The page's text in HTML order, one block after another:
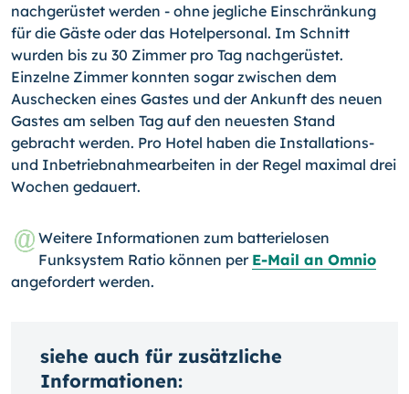
nachgerüstet werden - ohne jegliche Einschränkung
für die Gäste oder das Hotelpersonal. Im Schnitt
wurden bis zu 30 Zimmer pro Tag nachgerüstet.
Einzelne Zimmer konnten sogar zwischen dem
Auschecken eines Gastes und der Ankunft des neuen
Gastes am selben Tag auf den neuesten Stand
gebracht werden. Pro Hotel haben die Installations-
und Inbetriebnahmearbeiten in der Regel maximal drei
Wochen gedauert.
Weitere Informationen zum batterielosen
Funksystem Ratio können per E-Mail an Omnio
angefordert werden.
siehe auch für zusätzliche
Informationen: